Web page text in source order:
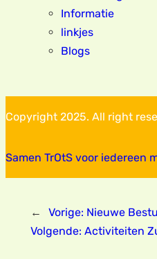
Informatie
linkjes
Blogs
Copyright 2025. All right
Samen TrOtS voor iedereen
← Vorige: Nieuwe
Volgende: Activiteiten